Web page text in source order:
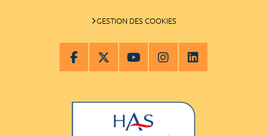
GESTION DES COOKIES